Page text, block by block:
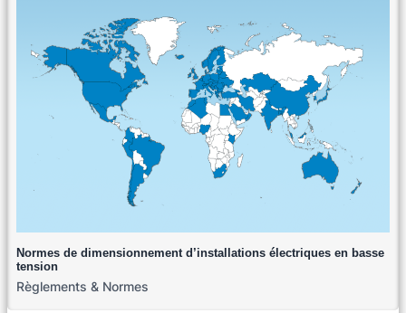
Normes de dimensionnement d’installations électriques en basse
tension
Règlements & Normes